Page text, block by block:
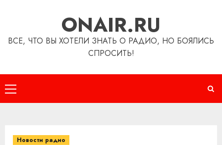
ONAIR.RU
ВСЕ, ЧТО ВЫ ХОТЕЛИ ЗНАТЬ О РАДИО, НО БОЯЛИСЬ
СПРОСИТЬ!
Основное
меню
Новости радио